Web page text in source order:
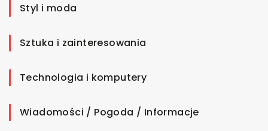
Styl i moda
Sztuka i zainteresowania
Technologia i komputery
Wiadomości / Pogoda / Informacje